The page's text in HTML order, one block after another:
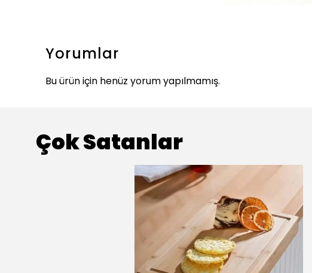
Yorumlar
Bu ürün için henüz yorum yapılmamış.
Çok Satanlar